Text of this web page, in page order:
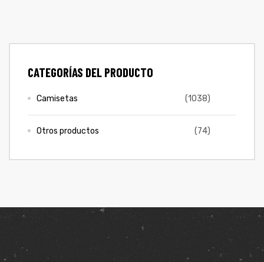
CATEGORÍAS DEL PRODUCTO
Camisetas (1038)
Otros productos (74)